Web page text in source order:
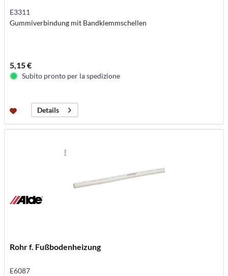
E3311
Gummiverbindung mit Bandklemmschellen
5,15 €
Subito pronto per la spedizione
Details
Rohr f. Fußbodenheizung
E6087